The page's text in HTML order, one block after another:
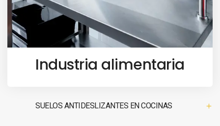
Industria alimentaria
SUELOS ANTIDESLIZANTES EN COCINAS